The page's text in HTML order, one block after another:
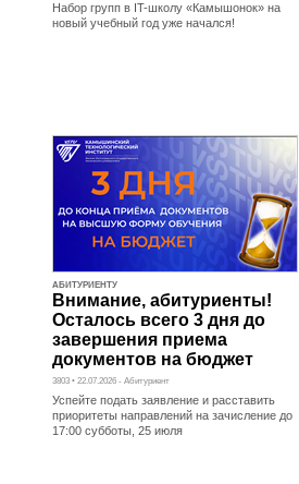
Набор групп в IT-школу «Камышонок» на
новый учебный год уже начался!
АБИТУРИЕНТУ
Внимание, абитуриенты!
Осталось всего 3 дня до
завершения приема
документов на бюджет
3803 • 22.07.2026 - Абитуриент
Успейте подать заявление и расставить
приоритеты направлений на зачисление до
17:00 субботы, 25 июля